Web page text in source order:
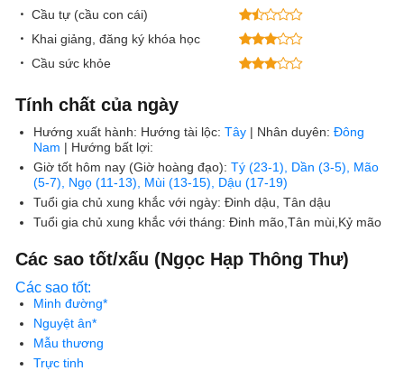
Cầu tự (cầu con cái)
Khai giảng, đăng ký khóa học
Cầu sức khỏe
Tính chất của ngày
Hướng xuất hành: Hướng tài lộc:Tây | Nhân duyên:Đông
Nam | Hướng bất lợi:
Giờ tốt hôm nay (Giờ hoàng đạo): Tý (23-1), Dần (3-5), Mão
(5-7), Ngọ (11-13), Mùi (13-15), Dậu (17-19)
Tuổi gia chủ xung khắc với ngày: Đinh dậu, Tân dậu
Tuổi gia chủ xung khắc với tháng: Đinh mão,Tân mùi,Kỷ mão
Các sao tốt/xấu (Ngọc Hạp Thông Thư)
Các sao tốt:
Minh đường*
Nguyệt ân*
Mẫu thương
Trực tinh